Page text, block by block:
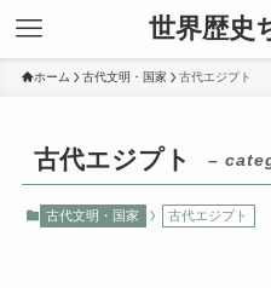
世界歴史
ホーム 古代文明・国家 古代エジプト
古代エジプト –
古代文明・国家 古代エジプト